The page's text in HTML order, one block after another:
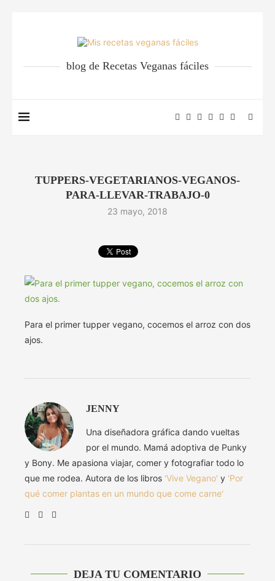
blog de Recetas Veganas fáciles
TUPPERS-VEGETARIANOS-VEGANOS-
PARA-LLEVAR-TRABAJO-0
23 mayo, 2018
Para el primer tupper vegano, cocemos el arroz con dos
ajos.
JENNY
Una diseñadora gráfica dando vueltas
por el mundo. Mamá adoptiva de Punky
y Bony. Me apasiona viajar, comer y fotografiar todo lo
que me rodea. Autora de los libros 'Vive Vegano' y 'Por
qué comer plantas en un mundo que come carne'
DEJA TU COMENTARIO